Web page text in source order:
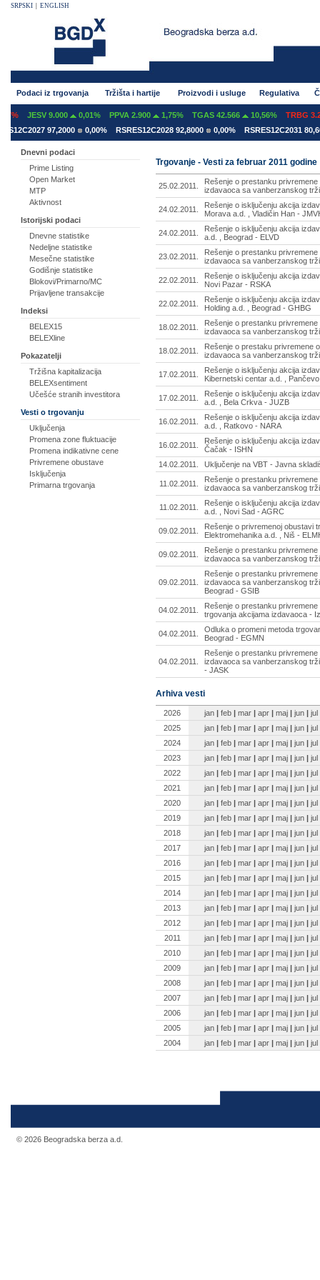
SRPSKI ENGLISH
Podaci iz trgovanja Tržišta i hartije Proizvodi i usluge Regulativa
JESV 9.000 0,01% PPVA 2.900 1,75% TGAS 42.566 10,56%
TRBG
97,2000
0,00% RSRES12C2028 92,8000 0,00% RSRES12C2031
Dnevni podaci
Prime Listing
Open Market
MTP
Aktivnost
Istorijski podaci
Dnevne statistike
Nedeljne statistike
Mesečne statistike
Godišnje statistike
Blokovi/Primarno/MC
Prijavljene transakcije
Indeksi
BELEX15
BELEXline
Pokazatelji
Tržišna kapitalizacija
BELEXsentiment
Učešće stranih investitora
Vesti o trgovanju
Uključenja
Promena zone fluktuacije
Promena indikativne cene
Privremene obustave
Isključenja
Primarna trgovanja
Trgovanje - Vesti za februar 2011 godine
25.02.2011.
Rešenje o prestanku
izdavaoca sa vanberzanskog
24.02.2011.
Rešenje o isključenju akcija
Morava a.d. , Vladičin Han -
24.02.2011.
Rešenje o isključenju akcija
a.d. , Beograd - ELVD
23.02.2011.
Rešenje o prestanku
izdavaoca sa vanberzanskog
22.02.2011.
Rešenje o isključenju akcija
Novi Pazar - RSKA
22.02.2011.
Rešenje o isključenju akcija
Holding a.d. , Beograd - GHBG
18.02.2011.
Rešenje o prestanku
izdavaoca sa vanberzanskog
18.02.2011.
Rešenje o prestaku privremene
izdavaoca sa vanberzanskog
17.02.2011.
Rešenje o isključenju akcija
Kibernetski centar a.d. ,
17.02.2011.
Rešenje o isključenju akcija
a.d. , Bela Crkva - JUZB
16.02.2011.
Rešenje o isključenju akcija
a.d. , Ratkovo - NARA
16.02.2011.
Rešenje o isključenju akcija
Čačak - ISHN
14.02.2011.
Uključenje na VBT - Javna
11.02.2011.
Rešenje o prestanku
izdavaoca sa vanberzanskog
11.02.2011.
Rešenje o isključenju akcija
a.d. , Novi Sad - AGRC
09.02.2011.
Rešenje o privremenoj obustavi
Elektromehanika a.d. , Niš -
09.02.2011.
Rešenje o prestanku
izdavaoca sa vanberzanskog
09.02.2011.
Rešenje o prestanku
izdavaoca sa vanberzanskog
Beograd - GSIB
04.02.2011.
Rešenje o prestanku
trgovanja akcijama izdavaoca -
04.02.2011.
Odluka o promeni metoda
Beograd - EGMN
04.02.2011.
Rešenje o prestanku
izdavaoca sa vanberzanskog
- JASK
Arhiva vesti
2026 jan | feb | mar | apr | maj | jun | jul
2025
jan | feb | mar | apr | maj | jun | jul
2024
jan | feb | mar | apr | maj | jun | jul
2023
jan | feb | mar | apr | maj | jun | jul
2022
jan | feb | mar | apr | maj | jun | jul
2021
jan | feb | mar | apr | maj | jun | jul
2020
jan | feb | mar | apr | maj | jun | jul
2019
jan | feb | mar | apr | maj | jun | jul
2018
jan | feb | mar | apr | maj | jun | jul
2017
jan | feb | mar | apr | maj | jun | jul
2016
jan | feb | mar | apr | maj | jun | jul
2015
jan | feb | mar | apr | maj | jun | jul
2014
jan | feb | mar | apr | maj | jun | jul
2013
jan | feb | mar | apr | maj | jun | jul
2012
jan | feb | mar | apr | maj | jun | jul
2011
jan | feb | mar | apr | maj | jun | jul
2010
jan | feb | mar | apr | maj | jun | jul
2009
jan | feb | mar | apr | maj | jun | jul
2008
jan | feb | mar | apr | maj | jun | jul
2007
jan | feb | mar | apr | maj | jun | jul
2006
jan | feb | mar | apr | maj | jun | jul
2005
jan | feb | mar | apr | maj | jun | jul
2004
jan | feb | mar | apr | maj | jun | jul
© 2026 Beogradska berza a.d.